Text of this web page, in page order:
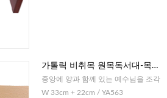
가톨릭 비취목 원목독서대-목자
(투톤)
중앙에 양과 함께 있는 예수님을 조각
W 33cm + 22cm / YA563